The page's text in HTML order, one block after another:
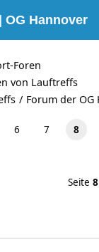
Hannover
Foren
von Lauftreffs
Forum der OG
6 7 8
Seite 8